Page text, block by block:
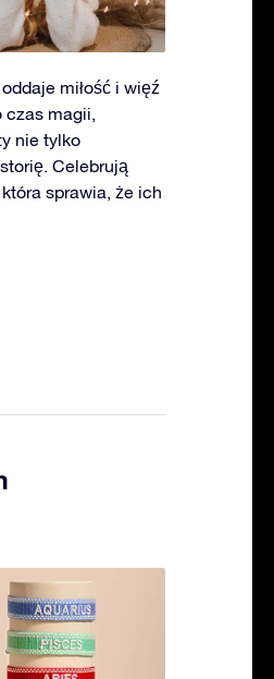
miłość i więź
magii,
nie tylko
Celebrują
sprawia, że ich